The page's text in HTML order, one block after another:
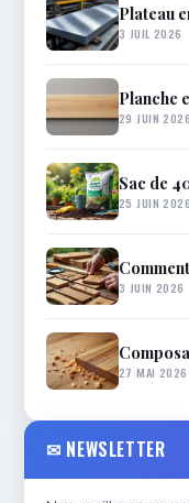
Plateau
3 JUIL 2026
Planche
29 JUIN 2026
Sac de
25 JUIN 2026
3 JUIN 2026
27 MAI 2026
✉ NEWSLETTER